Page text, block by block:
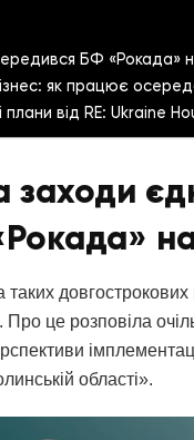
БФ «Рокада»
як працює
плани від RE: Ukraine
заходи
Про це розповіла
області».